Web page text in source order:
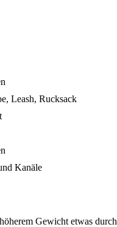
Leash, Rucksack
Kanäle
Gewicht etwas durch